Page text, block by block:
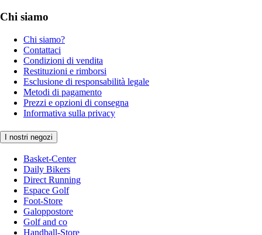
Chi siamo
Chi siamo?
Contattaci
Condizioni di vendita
Restituzioni e rimborsi
Esclusione di responsabilità legale
Metodi di pagamento
Prezzi e opzioni di consegna
Informativa sulla privacy
I nostri negozi
Basket-Center
Daily Bikers
Direct Running
Espace Golf
Foot-Store
Galoppostore
Golf and co
Handball-Store